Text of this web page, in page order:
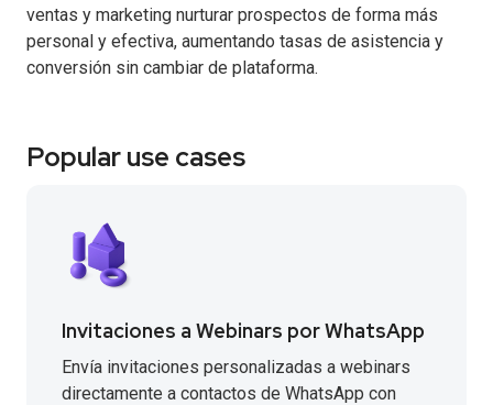
ventas y marketing nurturar prospectos de forma más
personal y efectiva, aumentando tasas de asistencia y
conversión sin cambiar de plataforma.
Popular use cases
Invitaciones a Webinars por WhatsApp
Envía invitaciones personalizadas a webinars
directamente a contactos de WhatsApp con